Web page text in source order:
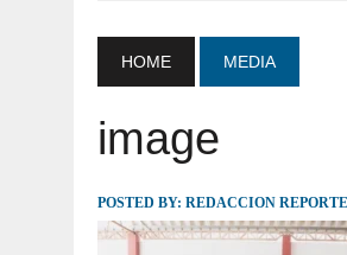
JULIO 30, 2026 | 💧🚰 ¡AGUA
DE COLONIA.
JULIO 30, 2026 | TAMAULIPAS
HOME MEDIA
image
POSTED BY: REDACCION